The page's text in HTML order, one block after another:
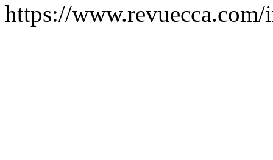
https://